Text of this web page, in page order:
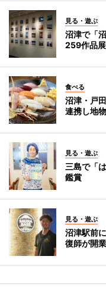
見る・遊ぶ
沼津で「
259作品
食べる
沼津・戸
連携し地
見る・遊ぶ
三島で「
鑑賞
見る・遊ぶ
沼津駅前
復師が開